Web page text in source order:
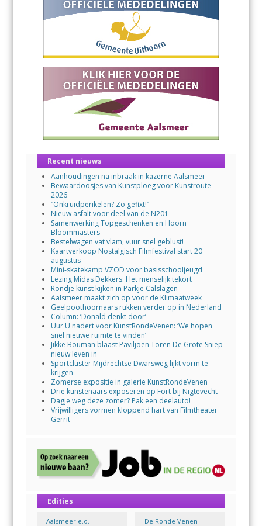
Recent nieuws
Aanhoudingen na inbraak in kazerne Aalsmeer
Bewaardoosjes van Kunstploeg voor Kunstroute
2026
“Onkruidperikelen? Zo gefixt!”
Nieuw asfalt voor deel van de N201
Samenwerking Topgeschenken en Hoorn
Bloommasters
Bestelwagen vat vlam, vuur snel geblust!
Kaartverkoop Nostalgisch Filmfestival start 20
augustus
Mini-skatekamp VZOD voor basisschooljeugd
Lezing Midas Dekkers: Het menselijk tekort
Rondje kunst kijken in Parkje Calslagen
Aalsmeer maakt zich op voor de Klimaatweek
Geelpoothoornaars rukken verder op in Nederland
Column: ‘Donald denkt door’
Uur U nadert voor KunstRondeVenen: ‘We hopen
snel nieuwe ruimte te vinden’
Jikke Bouman blaast Paviljoen Toren De Grote Sniep
nieuw leven in
Sportcluster Mijdrechtse Dwarsweg lijkt vorm te
krijgen
Zomerse expositie in galerie KunstRondeVenen
Drie kunstenaars exposeren op Fort bij Nigtevecht
Dagje weg deze zomer? Pak een deelauto!
Vrijwilligers vormen kloppend hart van Filmtheater
Gerrit
Edities
Aalsmeer e.o. De Ronde Venen